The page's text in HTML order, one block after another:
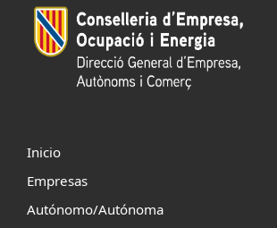
Inicio
Empresas
Autónomo/Autónoma